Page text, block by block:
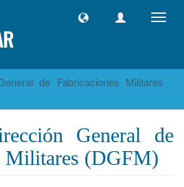
de Fabricaciones Militares
General de
Militares (DGFM)